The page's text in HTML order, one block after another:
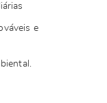
e